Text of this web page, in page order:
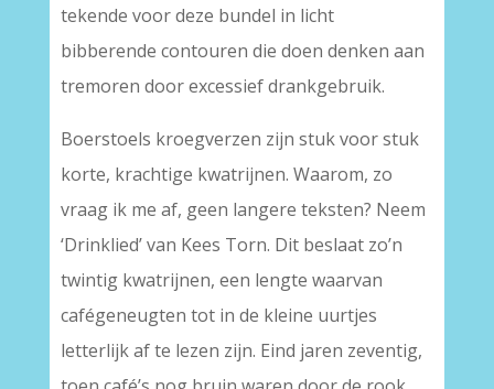
tekende voor deze bundel in licht
bibberende contouren die doen denken aan
tremoren door excessief drankgebruik.
Boerstoels kroegverzen zijn stuk voor stuk
korte, krachtige kwatrijnen. Waarom, zo
vraag ik me af, geen langere teksten? Neem
‘Drinklied’ van Kees Torn. Dit beslaat zo’n
twintig kwatrijnen, een lengte waarvan
cafégeneugten tot in de kleine uurtjes
letterlijk af te lezen zijn. Eind jaren zeventig,